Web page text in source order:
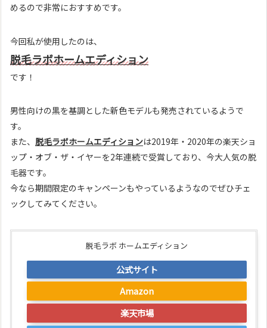
めるので非常におすすめです。
今回私が使用したのは、
脱毛ラボホームエディション
です！
男性向けの黒を基調とした新色モデルも発売されているようで
す。
また、 脱毛ラボホームエディションは2019年・2020年の楽天ショ
ップ・オブ・ザ・イヤーを2年連続で受賞しており、今大人気の脱
毛器です。
今なら期間限定のキャンペーンもやっているようなのでぜひチェ
ックしてみてください。
脱毛ラボ ホームエディション
公式サイト
Amazon
楽天市場